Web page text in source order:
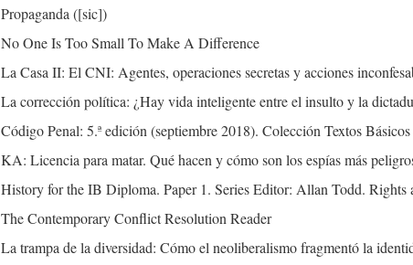
Propaganda ([sic])
No One Is Too Small To Make A Difference
La Casa II: El CNI: Agentes, operaciones secretas y acciones
La corrección política: ¿Hay vida inteligente entre el insulto y la
Código Penal: 5.ª edición (septiembre 2018). Colección Textos
KA: Licencia para matar. Qué hacen y cómo son los espías más
History for the IB Diploma. Paper 1. Series Editor: Allan Todd. Rights
The Contemporary Conflict Resolution Reader
La trampa de la diversidad: Cómo el neoliberalismo fragmentó la